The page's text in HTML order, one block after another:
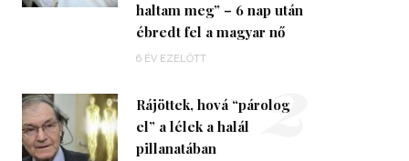
haltam meg” – 6 nap után
ébredt fel a magyar nő
6 ÉV EZELŐTT
Rájöttek, hová “párolog
el” a lélek a halál
pillanatában
2